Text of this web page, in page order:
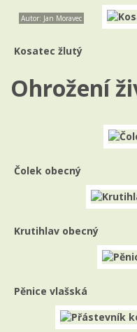
Autor: Jan Moravec
Kosatec žlutý
Ohrožení
Čolek obecný
Krutihlav obecný
Pěnice vlašská